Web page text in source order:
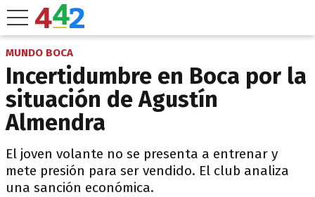
MUNDO BOCA
Incertidumbre en Boca por la
situación de Agustín
Almendra
El joven volante no se presenta a entrenar y
mete presión para ser vendido. El club analiza
una sanción económica.